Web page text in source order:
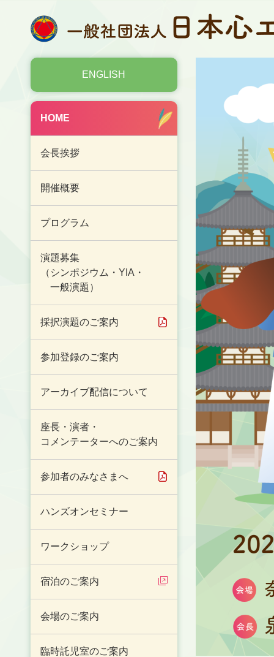
ENGLISH
HOME
会長挨拶
開催概要
プログラム
演題募集
（シンポジウム・YIA・
一般演題）
採択演題のご案内
参加登録のご案内
アーカイブ配信について
座長・演者・
コメンテーターへのご案内
参加者のみなさまへ
ハンズオンセミナー
ワークショップ
宿泊のご案内
会場のご案内
臨時託児室のご案内